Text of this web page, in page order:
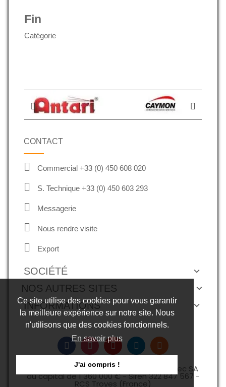
Ce site utilise des cookies pour vous garantir
la meilleure expérience sur notre site. Nous
n'utilisons que des cookies fonctionnels.
En savoir plus
J'ai compris !
Fin
Catégorie
CONTACT
Commercial +33 (0) 450 608 020
S. Technique +33 (0) 450 603 293
Messagerie
Nous rendre visite
Export
SOCIÉTÉ
NOS AUTRES SITES
INFORMATIONS
Copyright © 2026, droits réservés -Expelec SA
au capital de 1 360 000 € - Siren 322 847 567 -
RCS Troyes (France)